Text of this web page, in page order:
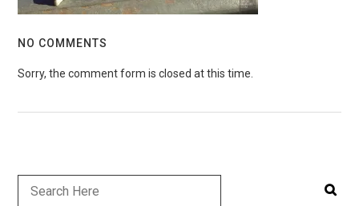
NO COMMENTS
Sorry, the comment form is closed at this time.